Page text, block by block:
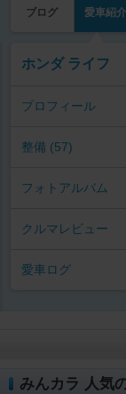
ブログ 愛車紹介
ホンダ ライフ
プロフィール
整備 (57)
フォトアルバム
クルマレビュー
愛車ログ
みんカラ 人気